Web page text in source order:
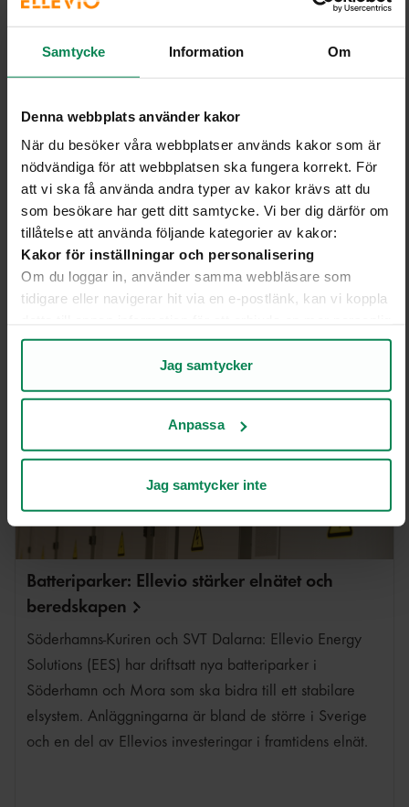
Samtycke Information Om
Denna webbplats använder kakor
När du besöker våra webbplatser används kakor som är
nödvändiga för att webbplatsen ska fungera korrekt. För
att vi ska få använda andra typer av kakor krävs att du
som besökare har gett ditt samtycke. Vi ber dig därför om
tillåtelse att använda följande kategorier av kakor:
Kakor för inställningar och personalisering
Om du loggar in, använder samma webbläsare som
tidigare eller navigerar hit via en e-postlänk, kan vi koppla
upplevelse på webbplatsen och i vår kommunikation.
Kakor för statistik och analys av användarbeteende
Genom att analysera hur du använder webbplatsen får vi
Kakor för marknadsföring
mottagarna av vår marknadsföring.
Du kan när som helst återkalla ditt samtycke genom att
klicka på Hantera kakor i slutet av varje sida.
Jag samtycker
Anpassa
Jag samtycker inte
Rambollrapport: stärkt samverkan ska
förbättraberedskapen
Gefle Dagblad och P4 Gävleborg: Tydligare
kontaktvägar, bättre informationsdelning och fortsatt
vädersäkring av elnätet är några av lärdomarna efter
stormarna. Det visar en Rambollrapport framtagen på
uppdrag av Länsstyrelsen Gävleborg.
Ellevio
Batteriparker: Ellevio stärker elnätet och
beredskapen
Söderhamns-Kuriren och SVT Dalarna: Ellevio Energy
Solutions (EES) har driftsatt nya batteriparker i
Söderhamn och Mora som ska bidra till ett stabilare
elsystem. Anläggningarna är bland de större i Sverige
och en del av Ellevios investeringar i framtidens elnät.